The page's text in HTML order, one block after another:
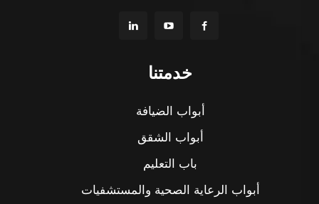
خدمتنا
أبواب الضيافة
أبواب الشقق
باب التعليم
أبواب الرعاية الصحية والمستشفيات